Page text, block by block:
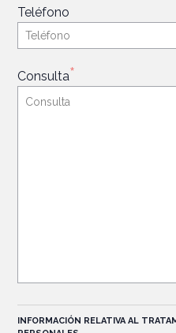
Teléfono
Consulta*
INFORMACIÓN RELATIVA AL